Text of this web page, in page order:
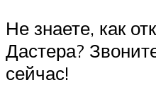
Не знаете, как
Дастера?
сейчас!